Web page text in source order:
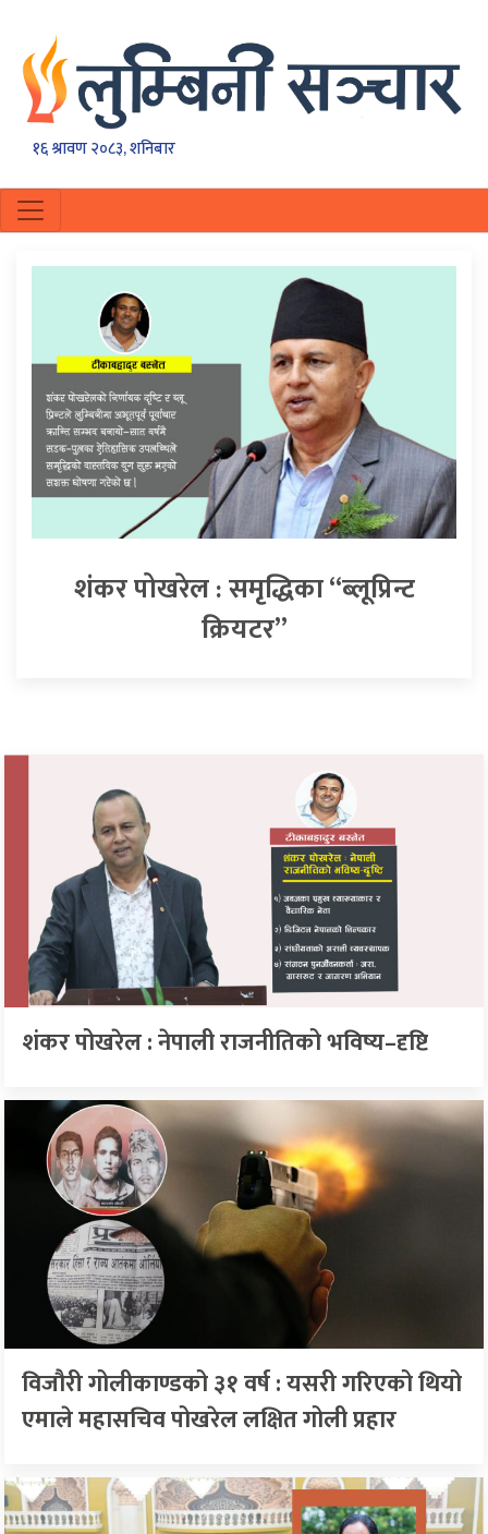
१६ श्रावण २०८३, शनिबार
शंकर पोखरेल : समृद्धिका “ब्लूप्रिन्ट
क्रियटर”
शंकर पोखरेल : नेपाली राजनीतिको भविष्य–दृष्टि
विजौरी गोलीकाण्डको ३१ वर्ष : यसरी गरिएको थियो
एमाले महासचिव पोखरेल लक्षित गोली प्रहार